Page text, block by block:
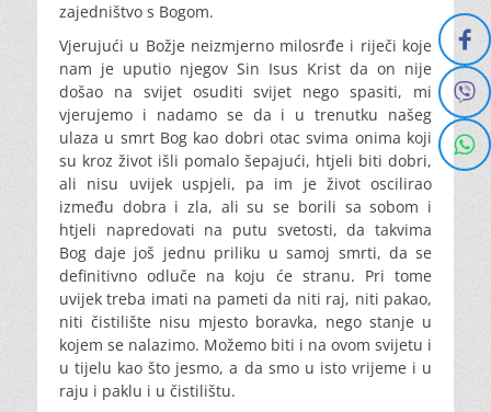
zajedništvo s Bogom.
Vjerujući u Božje neizmjerno milosrđe i riječi koje
nam je uputio njegov Sin Isus Krist da on nije
došao na svijet osuditi svijet nego spasiti, mi
vjerujemo i nadamo se da i u trenutku našeg
ulaza u smrt Bog kao dobri otac svima onima koji
su kroz život išli pomalo šepajući, htjeli biti dobri,
ali nisu uvijek uspjeli, pa im je život oscilirao
između dobra i zla, ali su se borili sa sobom i
htjeli napredovati na putu svetosti, da takvima
Bog daje još jednu priliku u samoj smrti, da se
definitivno odluče na koju će stranu. Pri tome
uvijek treba imati na pameti da niti raj, niti pakao,
niti čistilište nisu mjesto boravka, nego stanje u
kojem se nalazimo. Možemo biti i na ovom svijetu i
u tijelu kao što jesmo, a da smo u isto vrijeme i u
raju i paklu i u čistilištu.